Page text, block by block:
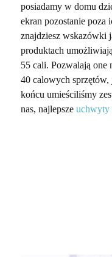
posiadamy w domu
ekran pozostanie poza
znajdziesz wskazówki
produktach
55 cali. Pozwalają one
40 calowych
końcu umieściliśmy
nas, najlepsze uchwyty